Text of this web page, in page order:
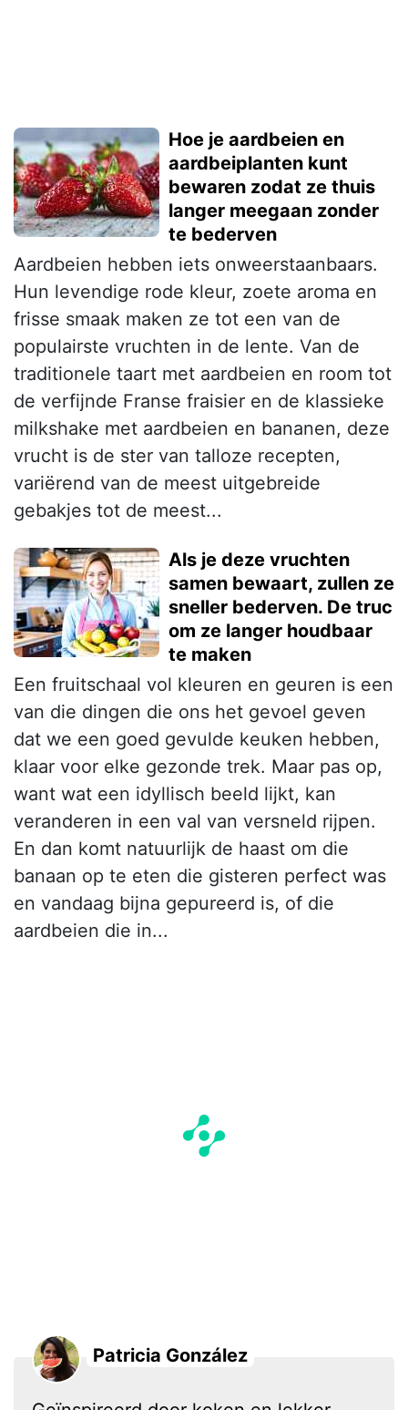
Hoe je aardbeien en
aardbeiplanten kunt
bewaren zodat ze thuis
langer meegaan zonder
te bederven
Aardbeien hebben iets onweerstaanbaars.
Hun levendige rode kleur, zoete aroma en
frisse smaak maken ze tot een van de
populairste vruchten in de lente. Van de
traditionele taart met aardbeien en room tot
de verfijnde Franse fraisier en de klassieke
milkshake met aardbeien en bananen, deze
vrucht is de ster van talloze recepten,
variërend van de meest uitgebreide
gebakjes tot de meest...
Als je deze vruchten
samen bewaart, zullen ze
sneller bederven. De truc
om ze langer houdbaar
te maken
Een fruitschaal vol kleuren en geuren is een
van die dingen die ons het gevoel geven
dat we een goed gevulde keuken hebben,
klaar voor elke gezonde trek. Maar pas op,
want wat een idyllisch beeld lijkt, kan
veranderen in een val van versneld rijpen.
En dan komt natuurlijk de haast om die
banaan op te eten die gisteren perfect was
en vandaag bijna gepureerd is, of die
aardbeien die in...
Patricia González